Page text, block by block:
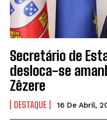
Secretário de
desloca-se
Zêzere
DESTAQUE 16 De Abril,